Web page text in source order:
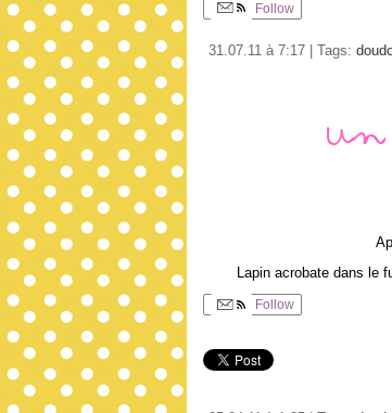
Follow
31.07.11 à 7:17 | Tags:
Lapin acrobate dans
Follow